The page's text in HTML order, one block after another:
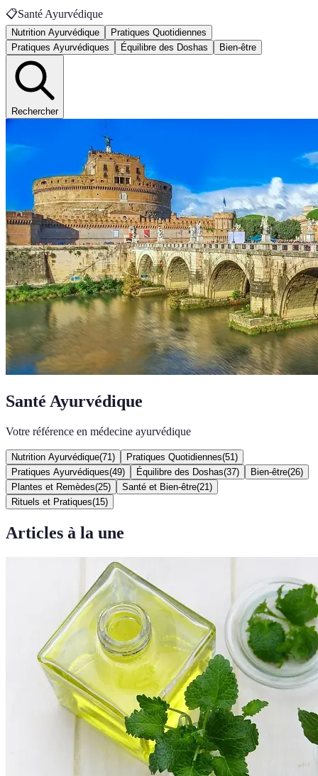
📋Santé Ayurvédique
Nutrition Ayurvédique
Pratiques Quotidiennes
Pratiques Ayurvédiques
Équilibre des Doshas Bien-être
Rechercher
Santé Ayurvédique
Votre référence en médecine ayurvédique
Nutrition Ayurvédique(71 ) Pratiques Quotidiennes(51 )
Pratiques Ayurvédiques(49) Équilibre des Doshas(37) Bien-être(26)
Plantes et Remèdes(25) Santé et Bien-être(21 )
Rituels et Pratiques(15)
Articles à la une